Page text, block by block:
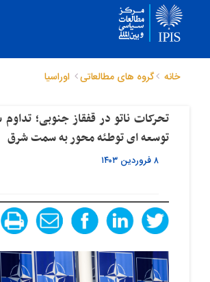
خانه گروه های مطالعاتی اوراسیا
تحرکات ناتو در قفقاز جنوبی؛
توسعه ای توطئه محور به سمت شرق
۸ فروردین ۱۴۰۳